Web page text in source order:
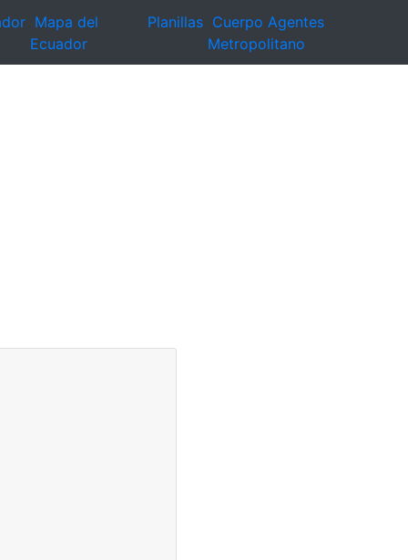
Mapa del
Ecuador
Planillas Cuerpo Agentes
Metropolitano